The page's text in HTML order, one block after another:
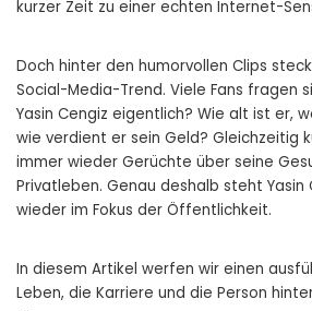
kurzer Zeit zu einer echten Internet-
Doch hinter den humorvollen Clips
Social-Media-Trend. Viele Fans fragen
Yasin Cengiz eigentlich? Wie alt ist er,
wie verdient er sein Geld? Gleichzeitig
immer wieder Gerüchte über seine
Privatleben. Genau deshalb steht
wieder im Fokus der Öffentlichkeit.
In diesem Artikel werfen wir einen
Leben, die Karriere und die Person